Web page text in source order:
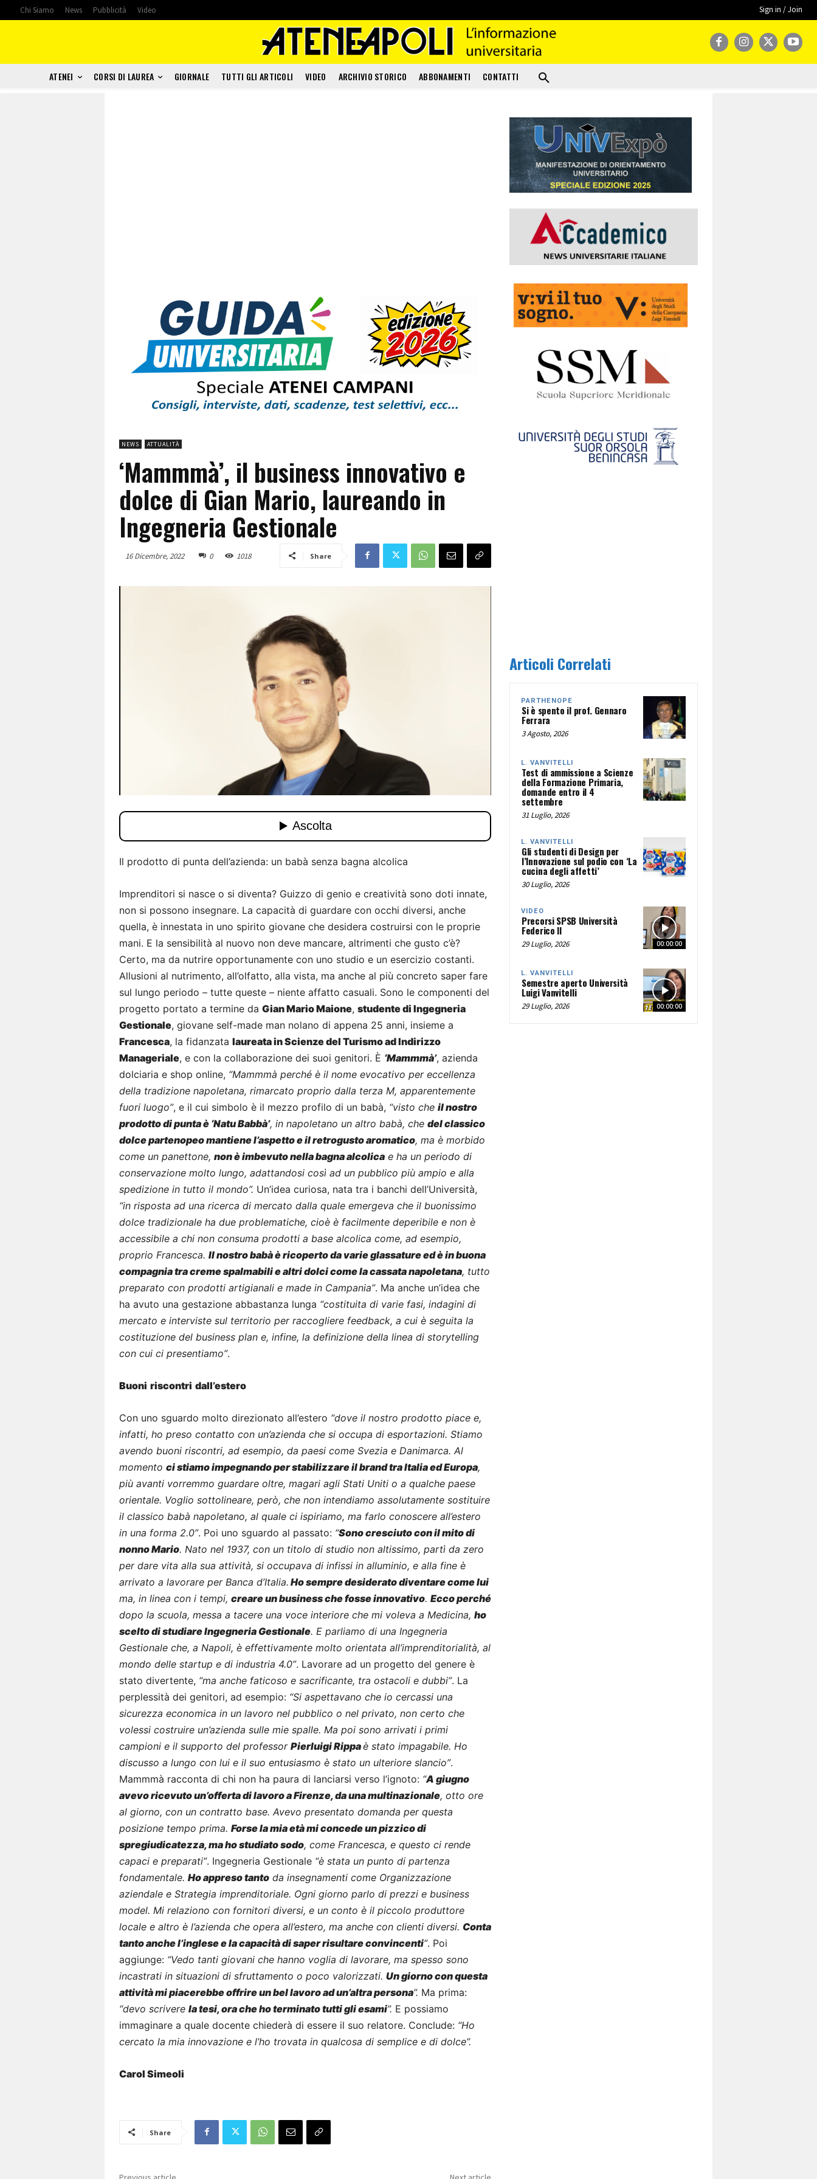
Chi Siamo News Pubblicità Video Sign in / Join
ATENEI CORSI DI LAUREA GIORNALE TUTTI GLI ARTICOLI VIDEO ARCHIVIO STORICO ABBONAMENTI CONTATTI
NEWS ATTUALITÀ
‘Mammmà’, il business innovativo e
dolce di Gian Mario, laureando in
Ingegneria Gestionale
16 Dicembre, 2022 0 1018 Share
Il prodotto di punta dell’azienda: un babà senza bagna alcolica
Imprenditori si nasce o si diventa? Guizzo di genio e creatività sono doti innate,
non si possono insegnare. La capacità di guardare con occhi diversi, anche
quella, è innestata in uno spirito giovane che desidera costruirsi con le proprie
mani. E la sensibilità al nuovo non deve mancare, altrimenti che gusto c’è?
Certo, ma da nutrire opportunamente con uno studio e un esercizio costanti.
Allusioni al nutrimento, all’olfatto, alla vista, ma anche al più concreto saper fare
sul lungo periodo – tutte queste – niente affatto casuali. Sono le componenti del
progetto portato a termine da Gian Mario Maione, studente di Ingegneria
Gestionale, giovane self-made man nolano di appena 25 anni, insieme a
Francesca, la fidanzata laureata in Scienze del Turismo ad Indirizzo
Manageriale, e con la collaborazione dei suoi genitori. È ‘Mammmà’, azienda
dolciaria e shop online, “Mammmà perché è il nome evocativo per eccellenza
della tradizione napoletana, rimarcato proprio dalla terza M, apparentemente
fuori luogo”, e il cui simbolo è il mezzo profilo di un babà, “visto che il nostro
prodotto di punta è ‘Natu Babbà’, in napoletano un altro babà, che del classico
dolce partenopeo mantiene l’aspetto e il retrogusto aromatico, ma è morbido
come un panettone, non è imbevuto nella bagna alcolica e ha un periodo di
conservazione molto lungo, adattandosi così ad un pubblico più ampio e alla
spedizione in tutto il mondo”. Un’idea curiosa, nata tra i banchi dell’Università,
“in risposta ad una ricerca di mercato dalla quale emergeva che il buonissimo
dolce tradizionale ha due problematiche, cioè è facilmente deperibile e non è
accessibile a chi non consuma prodotti a base alcolica come, ad esempio,
proprio Francesca. Il nostro babà è ricoperto da varie glassature ed è in buona
compagnia tra creme spalmabili e altri dolci come la cassata napoletana, tutto
preparato con prodotti artigianali e made in Campania”. Ma anche un’idea che
ha avuto una gestazione abbastanza lunga “costituita di varie fasi, indagini di
mercato e interviste sul territorio per raccogliere feedback, a cui è seguita la
costituzione del business plan e, infine, la definizione della linea di storytelling
con cui ci presentiamo”.
Buoni riscontri dall’estero
Con uno sguardo molto direzionato all’estero “dove il nostro prodotto piace e,
infatti, ho preso contatto con un’azienda che si occupa di esportazioni. Stiamo
avendo buoni riscontri, ad esempio, da paesi come Svezia e Danimarca. Al
momento ci stiamo impegnando per stabilizzare il brand tra Italia ed Europa,
più avanti vorremmo guardare oltre, magari agli Stati Uniti o a qualche paese
orientale. Voglio sottolineare, però, che non intendiamo assolutamente sostituire
il classico babà napoletano, al quale ci ispiriamo, ma farlo conoscere all’estero
in una forma 2.0”. Poi uno sguardo al passato: “Sono cresciuto con il mito di
nonno Mario. Nato nel 1937, con un titolo di studio non altissimo, partì da zero
per dare vita alla sua attività, si occupava di infissi in alluminio, e alla fine è
arrivato a lavorare per Banca d’Italia. Ho sempre desiderato diventare come lui
ma, in linea con i tempi, creare un business che fosse innovativo. Ecco perché
dopo la scuola, messa a tacere una voce interiore che mi voleva a Medicina, ho
scelto di studiare Ingegneria Gestionale. E parliamo di una Ingegneria
Gestionale che, a Napoli, è effettivamente molto orientata all’imprenditorialità, al
mondo delle startup e di industria 4.0”. Lavorare ad un progetto del genere è
stato divertente, “ma anche faticoso e sacrificante, tra ostacoli e dubbi”. La
perplessità dei genitori, ad esempio: “Si aspettavano che io cercassi una
sicurezza economica in un lavoro nel pubblico o nel privato, non certo che
volessi costruire un’azienda sulle mie spalle. Ma poi sono arrivati i primi
campioni e il supporto del professor Pierluigi Rippaè stato impagabile. Ho
discusso a lungo con lui e il suo entusiasmo è stato un ulteriore slancio”.
Mammmà racconta di chi non ha paura di lanciarsi verso l’ignoto: “A giugno
avevo ricevuto un’offerta di lavoro a Firenze, da una multinazionale, otto ore
al giorno, con un contratto base. Avevo presentato domanda per questa
posizione tempo prima. Forse la mia età mi concede un pizzico di
spregiudicatezza, ma ho studiato sodo, come Francesca, e questo ci rende
capaci e preparati”. Ingegneria Gestionale “è stata un punto di partenza
fondamentale. Ho appreso tanto da insegnamenti come Organizzazione
aziendale e Strategia imprenditoriale. Ogni giorno parlo di prezzi e business
model. Mi relaziono con fornitori diversi, e un conto è il piccolo produttore
locale e altro è l’azienda che opera all’estero, ma anche con clienti diversi. Conta
tanto anche l’inglese e la capacità di saper risultare convincenti”. Poi
aggiunge: “Vedo tanti giovani che hanno voglia di lavorare, ma spesso sono
incastrati in situazioni di sfruttamento o poco valorizzati. Un giorno con questa
attività mi piacerebbe offrire un bel lavoro ad un’altra persona”. Ma prima:
“devo scrivere la tesi, ora che ho terminato tutti gli esami”. E possiamo
immaginare a quale docente chiederà di essere il suo relatore. Conclude: “Ho
cercato la mia innovazione e l’ho trovata in qualcosa di semplice e di dolce”.
Carol Simeoli
Share
Articoli Correlati
PARTHENOPE
Si è spento il prof. Gennaro
Ferrara
3 Agosto, 2026
L. VANVITELLI
Test di ammissione a Scienze
della Formazione Primaria,
domande entro il 4
settembre
31 Luglio, 2026
L. VANVITELLI
Gli studenti di Design per
l’Innovazione sul podio con ‘La
cucina degli affetti’
30 Luglio, 2026
00:00:00
VIDEO
Precorsi SPSB Università
Federico II
29 Luglio, 2026
00:00:00
L. VANVITELLI
Semestre aperto Università
Luigi Vanvitelli
29 Luglio, 2026